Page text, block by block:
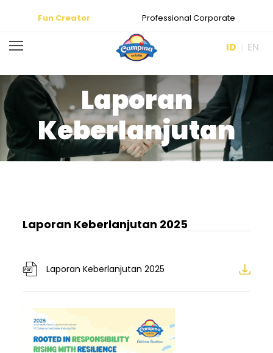
Fun Creator Professional Corporate
ID EN
Laporan
Keberlanjutan
Laporan Keberlanjutan 2025
Laporan Keberlanjutan 2025